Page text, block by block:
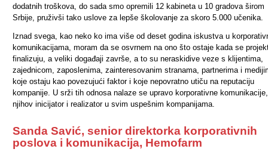
dodatnih troškova, do sada smo opremili 12 kabineta u 10 gradova širom
Srbije, pruživši tako uslove za lepše školovanje za skoro 5.000 učenika.
Iznad svega, kao neko ko ima više od deset godina iskustva u
komunikacijama, moram da se osvrnem na ono što ostaje kada se
finalizuju, a veliki događaji završe, a to su neraskidive veze s klijentima,
zajednicom, zaposlenima, zainteresovanim stranama, partnerima i
koje ostaju kao povezujući faktor i koje nepovratno utiču na reputaciju
kompanije. U srži tih odnosa nalaze se upravo korporativne
njihov inicijator i realizator u svim uspešnim kompanijama.
Sanda Savić, senior direktorka korporativnih
poslova i komunikacija, Hemofarm